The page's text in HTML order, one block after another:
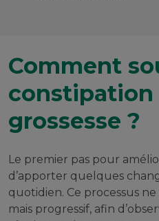
Comment
constipation
grossesse ?
Le premier pas pour
d’apporter quelques
quotidien. Ce processus
mais progressif, afin